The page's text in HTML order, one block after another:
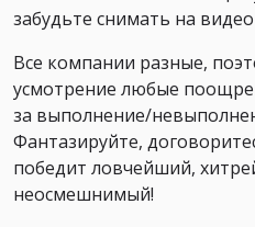
забудьте снимать на
Все компании разные,
усмотрение любые
за выполнение/
Фантазируйте,
победит ловчейший,
неосмешнимый!